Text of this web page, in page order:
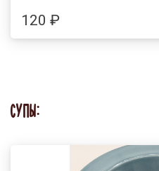
120 ₽
СУПЫ: